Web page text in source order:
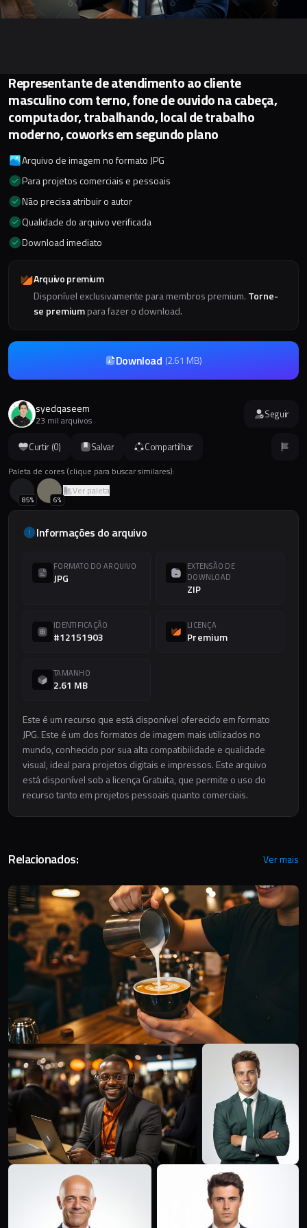
Curtir (0) Salvar Compartilhar
Paleta de cores (clique para buscar similares):
85% 6%
Ver paleta
Informações do arquivo
FORMATO DO ARQUIVO
JPG
EXTENSÃO DE
DOWNLOAD
ZIP
IDENTIFICAÇÃO
#12151903
LICENÇA
Premium
TAMANHO
2.61 MB
Este é um recurso que está disponível oferecido em formato
JPG. Este é um dos formatos de imagem mais utilizados no
mundo, conhecido por sua alta compatibilidade e qualidade
visual, ideal para projetos digitais e impressos. Este arquivo
está disponível sob a licença Gratuita, que permite o uso do
recurso tanto em projetos pessoais quanto comerciais.
Representante de atendimento ao cliente
masculino com terno, fone de ouvido na cabeça,
computador, trabalhando, local de trabalho
moderno, coworks em segundo plano
Arquivo de imagem no formato JPG
Para projetos comerciais e pessoais
Não precisa atribuir o autor
Qualidade do arquivo verificada
Download imediato
Arquivo premium
Disponível exclusivamente para membros premium. Torne-
se premiumpara fazer o download.
Download (2.61 MB)
syedqaseem
23 mil arquivos Seguir
Relacionados: Ver mais